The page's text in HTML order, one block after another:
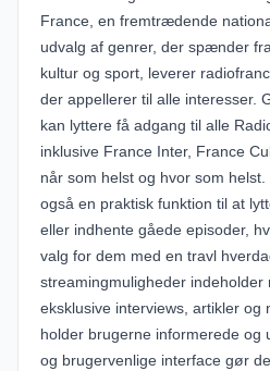
France, en fremtrædende
udvalg af genrer, der spænder
kultur og sport, leverer
der appellerer til alle interesser.
kan lyttere få adgang til alle
inklusive France Inter, France
når som helst og hvor som
også en praktisk funktion til at
eller indhente gåede episoder,
valg for dem med en travl
streamingmuligheder indeholder
eksklusive interviews, artikler og
holder brugerne informerede og
og brugervenlige interface gør